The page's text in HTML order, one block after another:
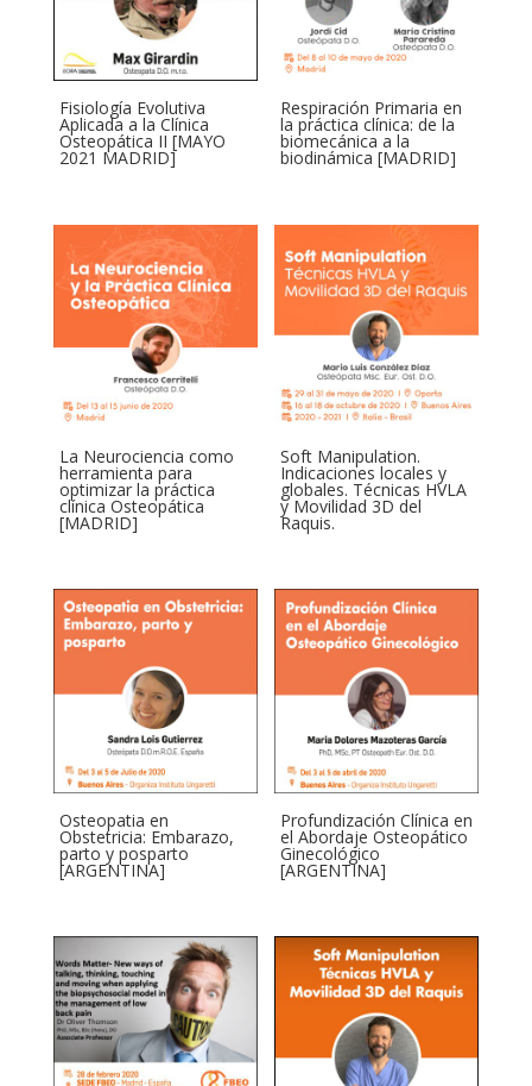
Fisiología Evolutiva
Aplicada a la Clínica
Osteopática II [MAYO
2021 MADRID]
Respiración Primaria en
la práctica clínica: de la
biomecánica a la
biodinámica [MADRID]
La Neurociencia como
herramienta para
optimizar la práctica
clínica Osteopática
[MADRID]
Soft Manipulation.
Indicaciones locales y
globales. Técnicas HVLA
y Movilidad 3D del
Raquis.
Osteopatia en
Obstetricia: Embarazo,
parto y posparto
[ARGENTINA]
Profundización Clínica en
el Abordaje Osteopático
Ginecológico
[ARGENTINA]